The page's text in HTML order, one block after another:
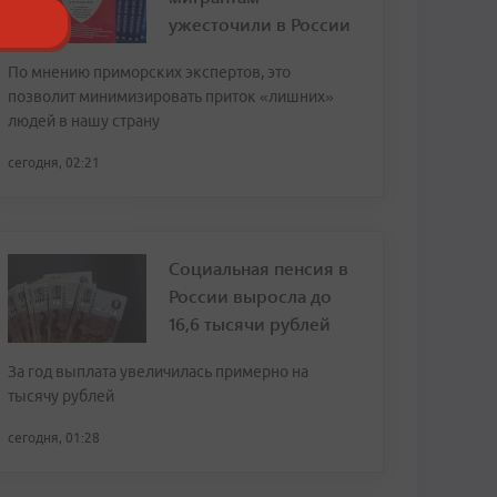
ужесточили в России
По мнению приморских экспертов, это
позволит минимизировать приток «лишних»
людей в нашу страну
сегодня, 02:21
Социальная пенсия в
России выросла до
16,6 тысячи рублей
За год выплата увеличилась примерно на
тысячу рублей
сегодня, 01:28